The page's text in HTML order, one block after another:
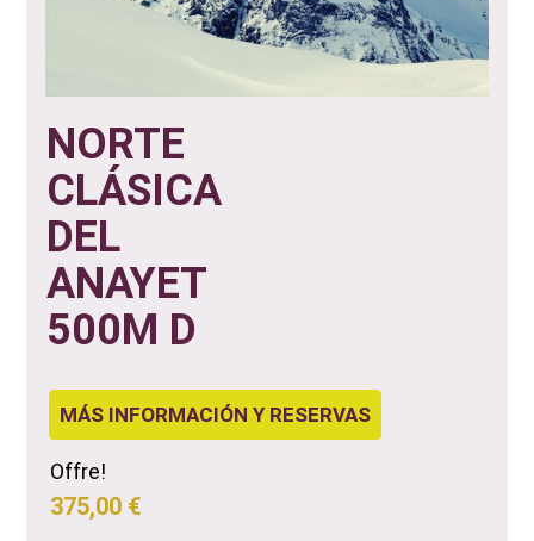
NORTE
CLÁSICA
DEL
ANAYET
500M D
MÁS INFORMACIÓN Y RESERVAS
Offre!
375,00 €